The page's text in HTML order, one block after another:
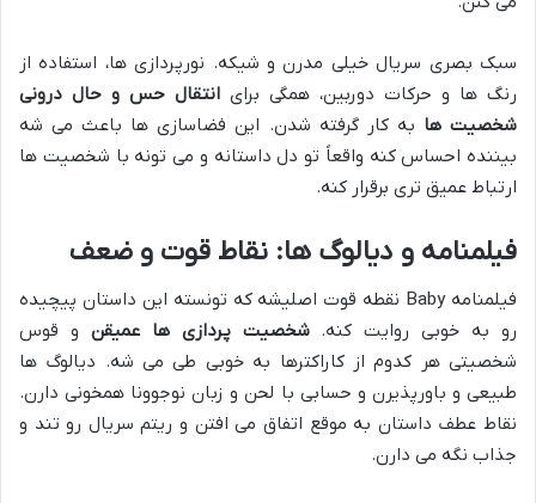
سبک بصری سریال خیلی مدرن و شیکه. نورپردازی ها، استفاده از
رنگ ها و حرکات دوربین، همگی برای انتقال حس و حال درونی
شخصیت ها به کار گرفته شدن. این فضاسازی ها باعث می شه
بیننده احساس کنه واقعاً تو دل داستانه و می تونه با شخصیت ها
ارتباط عمیق تری برقرار کنه.
فیلمنامه و دیالوگ ها: نقاط قوت و ضعف
فیلمنامه Baby نقطه قوت اصلیشه که تونسته این داستان پیچیده
رو به خوبی روایت کنه.شخصیت پردازی ها عمیقن و قوس
شخصیتی هر کدوم از کاراکترها به خوبی طی می شه. دیالوگ ها
طبیعی و باورپذیرن و حسابی با لحن و زبان نوجوونا همخونی دارن.
نقاط عطف داستان به موقع اتفاق می افتن و ریتم سریال رو تند و
جذاب نگه می دارن.